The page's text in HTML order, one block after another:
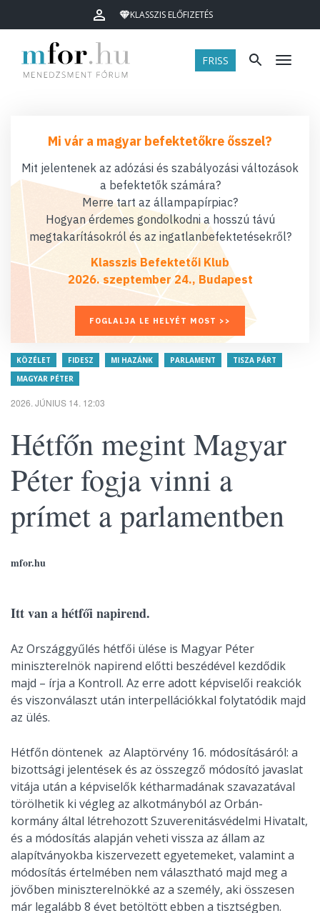
KLASSZIS ELŐFIZETÉS
FRISS Menü
Mi vár a magyar befektetőkre ősszel?
Mit jelentenek az adózási és szabályozási változások
a befektetők számára?
Merre tart az állampapírpiac?
Hogyan érdemes gondolkodni a hosszú távú
megtakarításokról és az ingatlanbefektetésekről?
Klasszis Befektetői Klub
2026. szeptember 24., Budapest
FOGLALJA LE HELYÉT MOST >>
KÖZÉLET FIDESZ MI HAZÁNK PARLAMENT
TISZA PÁRT
MAGYAR PÉTER
2026. JÚNIUS 14. 12:03
Hétfőn megint Magyar
Péter fogja vinni a
prímet a parlamentben
mfor.hu
Itt van a hétfői napirend.
Az Országgyűlés hétfői ülése is Magyar Péter
miniszterelnök napirend előtti beszédével kezdődik
majd – írja a Kontroll. Az erre adott képviselői reakciók
és viszonválaszt után interpellációkkal folytatódik majd
az ülés.
Hétfőn döntenek az Alaptörvény 16. módosításáról: a
bizottsági jelentések és az összegző módosító javaslat
vitája után a képviselők kétharmadának szavazatával
törölhetik ki végleg az alkotmányból az Orbán-
kormány által létrehozott Szuverenitásvédelmi Hivatalt,
és a módosítás alapján veheti vissza az állam az
alapítványokba kiszervezett egyetemeket, valamint a
módosítás értelmében nem választható majd meg a
jövőben miniszterelnökké az a személy, aki összesen
már legalább 8 évet betöltött ebben a tisztségben.